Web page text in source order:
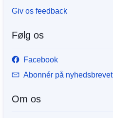
Giv os feedback
Følg os
Facebook
Abonnér på nyhedsbrevet
Om os